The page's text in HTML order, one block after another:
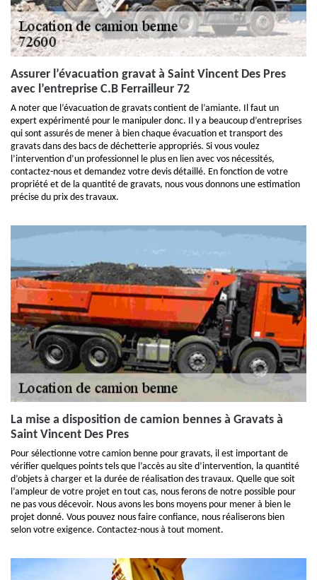
Assurer l’évacuation gravat à Saint Vincent Des Pres
avec l’entreprise C.B Ferrailleur 72
A noter que l’évacuation de gravats contient de l’amiante. Il faut un
expert expérimenté pour le manipuler donc. Il y a beaucoup d’entreprises
qui sont assurés de mener à bien chaque évacuation et transport des
gravats dans des bacs de déchetterie appropriés. Si vous voulez
l’intervention d’un professionnel le plus en lien avec vos nécessités,
contactez-nous et demandez votre devis détaillé. En fonction de votre
propriété et de la quantité de gravats, nous vous donnons une estimation
précise du prix des travaux.
La mise a disposition de camion bennes à Gravats à
Saint Vincent Des Pres
Pour sélectionne votre camion benne pour gravats, il est important de
vérifier quelques points tels que l’accès au site d’intervention, la quantité
d’objets à charger et la durée de réalisation des travaux. Quelle que soit
l’ampleur de votre projet en tout cas, nous ferons de notre possible pour
ne pas vous décevoir. Nous avons les bons moyens pour mener à bien le
projet donné. Vous pouvez nous faire confiance, nous réaliserons bien
selon votre exigence. Contactez-nous à tout moment.